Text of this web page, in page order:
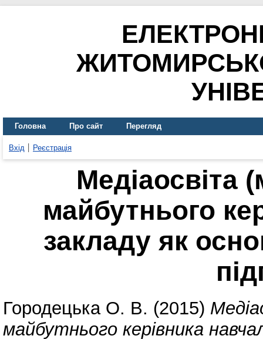
Головна Про сайт Перегляд
Вхід Реєстрація
Медіаосвіта
майбутнього
закладу як
Городецька О. В. (2015)
майбутнього керівника